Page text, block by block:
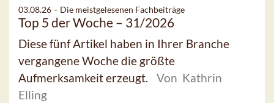
03.08.26 – Die meistgelesenen Fachbeiträge
Top 5 der Woche – 31/2026
Diese fünf Artikel haben in Ihrer Branche
vergangene Woche die größte
Aufmerksamkeit erzeugt.
Von Kathrin
Elling